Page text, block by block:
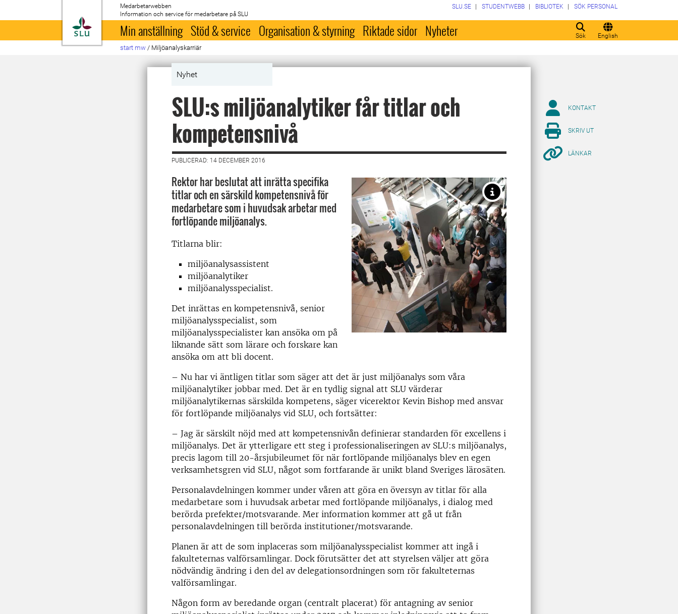
Till startsida
Medarbetarwebben
Information och service för medarbetare på SLU
Sök English
SLU.SE STUDENTWEBB BIBLIOTEK SÖK PERSONAL
Min anställning Stöd & service Organisation & styrning Riktade sidor Nyheter
start mw / Miljöanalyskarriär
Nyhet
SLU:s miljöanalytiker får titlar och
kompetensnivå
PUBLICERAD: 14 DECEMBER 2016
Rektor har beslutat att inrätta specifika
titlar och en särskild kompetensnivå för
medarbetare som i huvudsak arbetar med
fortlöpande miljöanalys.
Titlarna blir:
miljöanalysassistent
miljöanalytiker
miljöanalysspecialist.
Det inrättas en kompetensnivå, senior
miljöanalysspecialist, som
miljöanalysspecialister kan ansöka om på
liknande sätt som lärare och forskare kan
ansöka om att bli docent.
– Nu har vi äntligen titlar som säger att det är just miljöanalys som våra
miljöanalytiker jobbar med. Det är en tydlig signal att SLU värderar
miljöanalytikernas särskilda kompetens, säger vicerektor Kevin Bishop med ansvar
för fortlöpande miljöanalys vid SLU, och fortsätter:
– Jag är särskilt nöjd med att kompetensnivån definierar standarden för excellens i
miljöanalys. Det är ytterligare ett steg i professionaliseringen av SLU:s miljöanalys,
precis lagom till 20-årsjubileumet för när fortlöpande miljöanalys blev en egen
verksamhetsgren vid SLU, något som fortfarande är unikt bland Sveriges lärosäten.
Personalavdelningen kommer under våren att göra en översyn av titlar för alla
medarbetare som i huvudsak arbetar med fortlöpande miljöanalys, i dialog med
berörda prefekter/motsvarande. Mer information kommer att gå ut från
personalavdelningen till berörda institutioner/motsvarande.
Planen är att de som inplaceras som miljöanalysspecialist kommer att ingå i
fakulteternas valförsamlingar. Dock förutsätter det att styrelsen väljer att göra
nödvändig ändring i den del av delegationsordningen som rör fakulteternas
valförsamlingar.
Någon form av beredande organ (centralt placerat) för antagning av senior
KONTAKT
SKRIV UT
LÄNKAR